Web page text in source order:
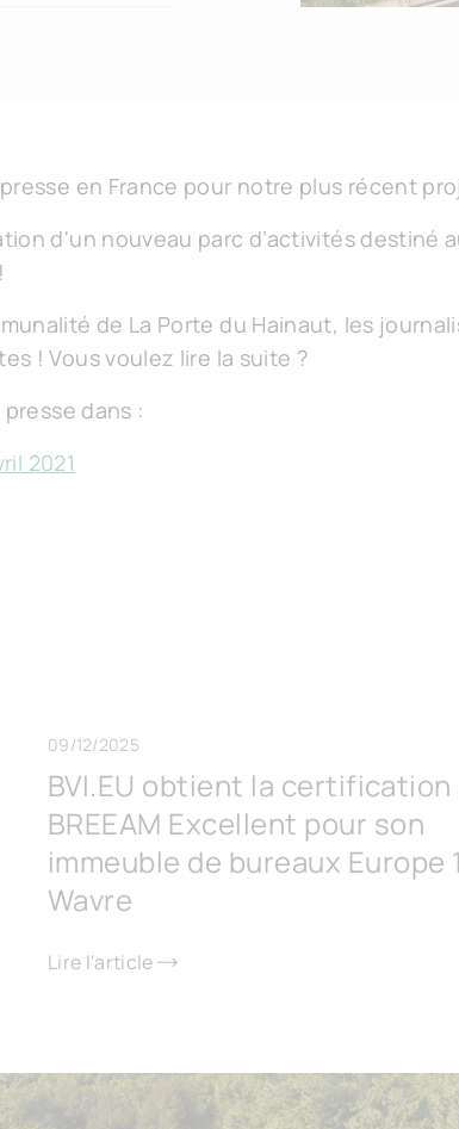
en France pour notre plus récent
d'un nouveau parc d’activités destiné
de La Porte du Hainaut, les
! Vous voulez lire la suite ?
dans :
2021
09/12/2025
BVI.EU obtient la certification
BREEAM Excellent pour son
immeuble de bureaux Europe
Wavre
Lire l'article